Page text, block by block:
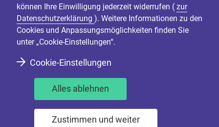
können Ihre Einwilligung jederzeit widerrufen ( zur
Datenschutzerklärung ). Weitere Informationen zu den
Cookies und Anpassungsmöglichkeiten finden Sie
unter „Cookie-Einstellungen“.
Cookie-Einstellungen
Alles ablehnen
Zustimmen und weiter